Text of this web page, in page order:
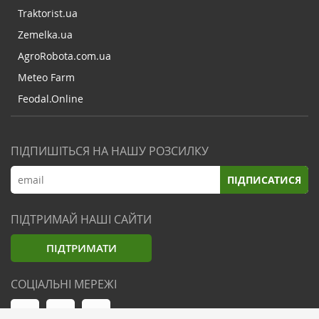
Traktorist.ua
Zemelka.ua
AgroRobota.com.ua
Meteo Farm
Feodal.Online
ПІДПИШІТЬСЯ НА НАШУ РОЗСИЛКУ
ПІДПИСАТИСЯ
ПІДТРИМАЙ НАШІ САЙТИ
ПІДТРИМАТИ
СОЦІАЛЬНІ МЕРЕЖІ